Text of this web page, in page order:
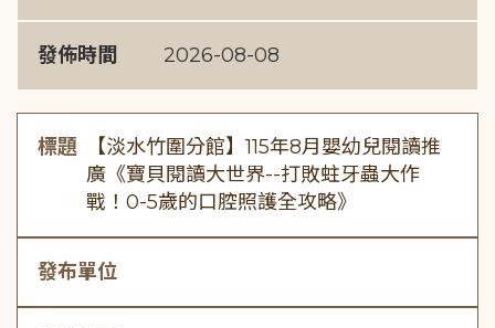
發佈時間 2026-08-08
標題
【淡水竹圍分館】115年8月嬰幼兒閱讀推
廣《寶貝閱讀大世界--打敗蛀牙蟲大作
戰！0-5歲的口腔照護全攻略》
發布單位